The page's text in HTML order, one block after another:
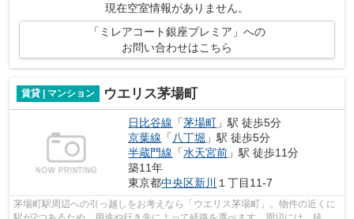
現在空室情報がありません。
「ミレアコート銀座プレミア」への
お問い合わせはこちら
賃貸 | マンション ウエリス茅場町
日比谷線 「茅場町 」駅 徒歩5分
京葉線 「 八丁堀 」駅 徒歩5分
半蔵門線 「水天宮前 」駅 徒歩11分
築11年
東京都中央区新川 １丁目11-7
茅場町駅周辺への引っ越しをお考えなら「ウエリス茅場町」。物件の近くに